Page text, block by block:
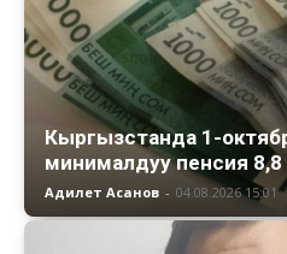
Кыргызстанда 1-
минималдуу пенсия 8,8
Адилет Асанов - 04.08.2026 15:01